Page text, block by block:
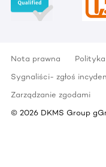
Nota prawna
Sygnaliści- zgłoś
Zarządzanie zgodami
© 2026 DKMS Group